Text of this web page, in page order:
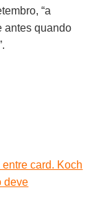
“a
antes quando
card. Koch
deve